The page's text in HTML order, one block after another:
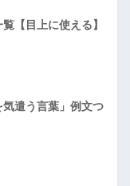
【目上に使える】
遣う言葉」例文つ